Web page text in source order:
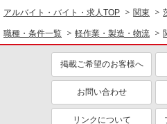
アルバイト・バイト・求人TOP 関東
職種・条件一覧 軽作業・製造・物流
掲載ご希望のお客様へ
お問い合わせ
リンクについて